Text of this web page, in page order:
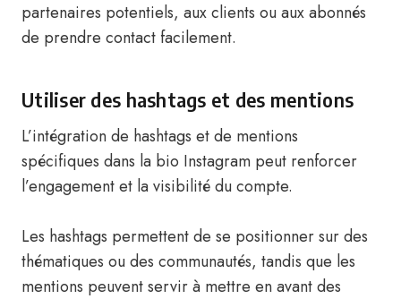
partenaires potentiels, aux clients ou aux abonnés
de prendre contact facilement.
Utiliser des hashtags et des mentions
L’intégration de hashtags et de mentions
spécifiques dans la bio Instagram peut renforcer
l’engagement et la visibilité du compte.
Les hashtags permettent de se positionner sur des
thématiques ou des communautés, tandis que les
mentions peuvent servir à mettre en avant des